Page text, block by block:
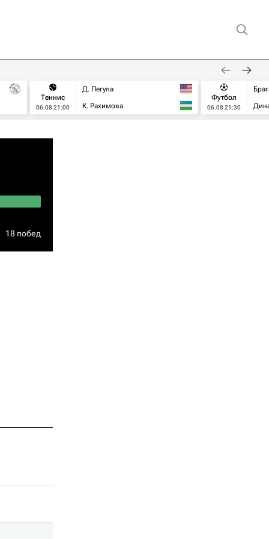
Теннис
06.08 21:00
Д. Пегула
К. Рахимова
Футбол
06.08 21:30
18 побед